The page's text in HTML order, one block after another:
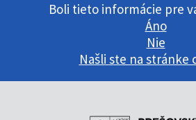
Boli tieto informácie pre
Áno
Nie
Našli ste na stránke